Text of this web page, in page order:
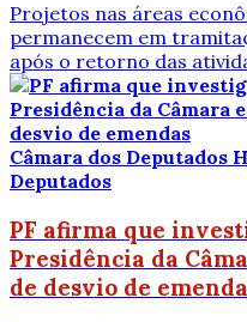
Projetos nas áreas
permanecem em
após o retorno das
Câmara dos Deputados
Deputados
PF afirma que
Presidência da
de desvio de